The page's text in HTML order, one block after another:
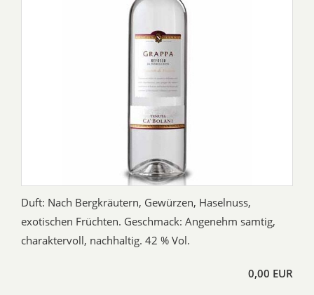
Duft: Nach Bergkräutern, Gewürzen, Haselnuss,
exotischen Früchten. Geschmack: Angenehm samtig,
charaktervoll, nachhaltig. 42 % Vol.
0,00 EUR